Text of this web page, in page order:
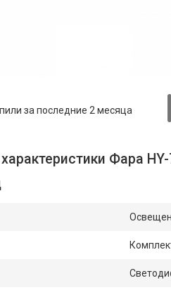
за последние 2 месяца
Фара